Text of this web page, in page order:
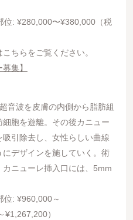
位: ¥280,000〜¥380,000（税
ちらをご覧ください。
集】
音波を皮膚の内側から脂肪組
胞を遊離。その後カニュー
引除去し、女性らしい曲線
デザインを施していく。術
ニューレ挿入口には、5mm
位: ¥960,000～
）